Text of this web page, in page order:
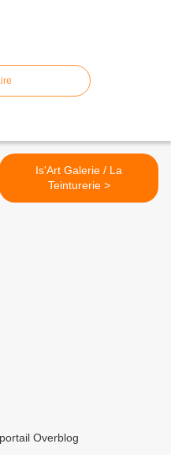
Is'Art Galerie / La
Teinturerie >
Overblog